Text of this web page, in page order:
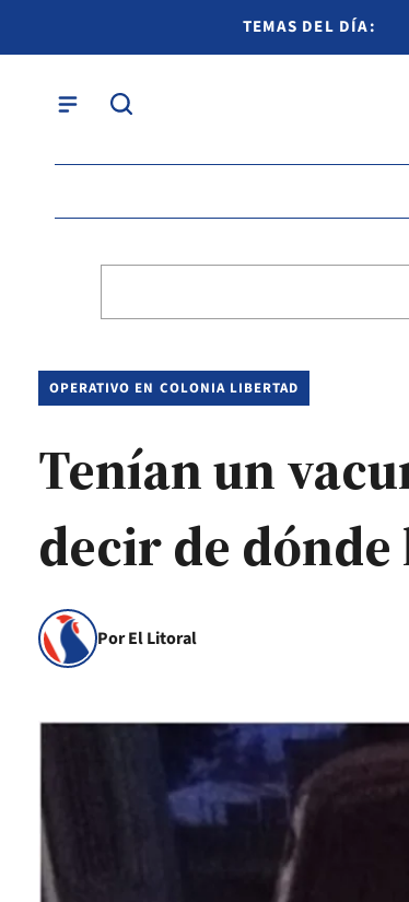
TEMAS DEL DÍA:
OPERATIVO EN COLONIA LIBERTAD
Tenían un
decir de dónde
Por El Litoral